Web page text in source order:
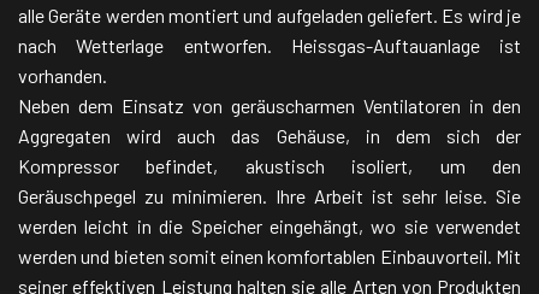
alle Geräte werden montiert und aufgeladen geliefert. Es wird je
nach Wetterlage entworfen. Heissgas-Auftauanlage ist
vorhanden.
Neben dem Einsatz von geräuscharmen Ventilatoren in den
Aggregaten wird auch das Gehäuse, in dem sich der
Kompressor befindet, akustisch isoliert, um den
Geräuschpegel zu minimieren. Ihre Arbeit ist sehr leise. Sie
werden leicht in die Speicher eingehängt, wo sie verwendet
werden und bieten somit einen komfortablen Einbauvorteil. Mit
seiner effektiven Leistung halten sie alle Arten von Produkten